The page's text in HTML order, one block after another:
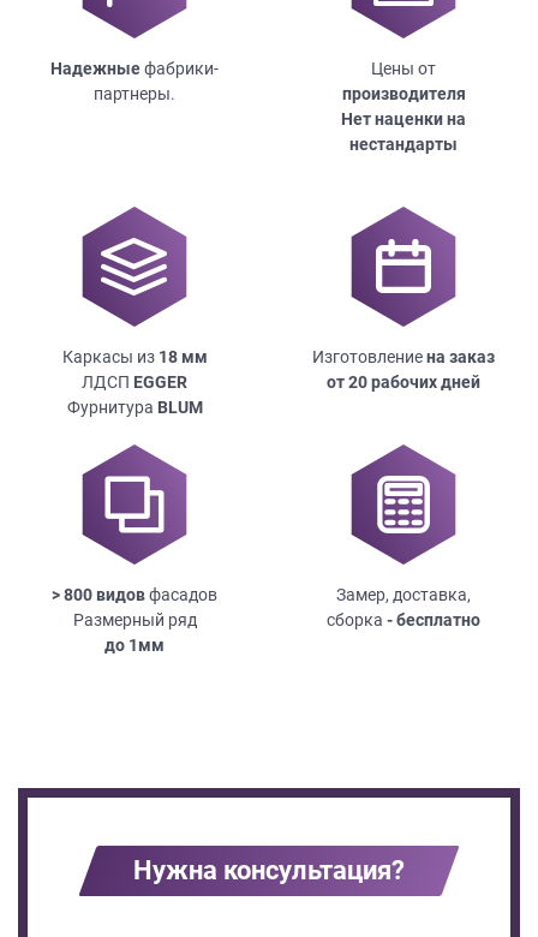
Надежныефабрики-
партнеры.
Цены от
производителя
Нет наценки на
нестандарты
Каркасы из 18мм
ЛДСП EGGER
Фурнитура BLUM
Изготовлениена заказ
от 20 рабочих дней
> 800 видовфасадов
Размерный ряд
до 1мм
Замер, доставка,
сборка - бесплатно
Нужна консультация?